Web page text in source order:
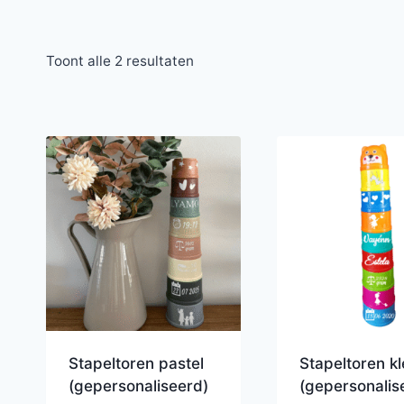
Toont alle 2 resultaten
Stapeltoren pastel
(gepersonaliseerd)
Stapeltoren